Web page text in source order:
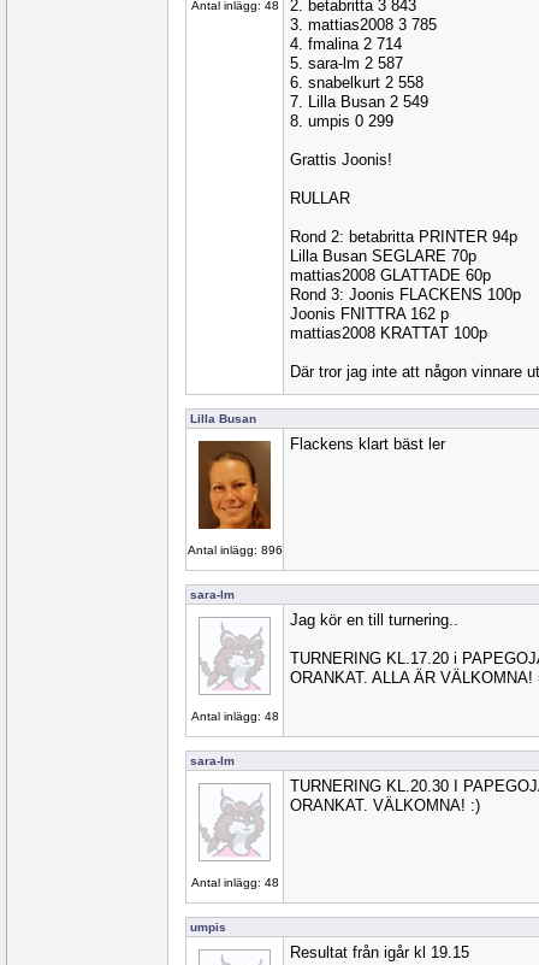
Antal inlägg: 48
2. betabritta 3 843
3. mattias2008 3 785
4. fmalina 2 714
5. sara-lm 2 587
6. snabelkurt 2 558
7. Lilla Busan 2 549
8. umpis 0 299
Grattis Joonis!
RULLAR
Rond 2: betabritta PRINTER 94p
Lilla Busan SEGLARE 70p
mattias2008 GLATTADE 60p
Rond 3: Joonis FLACKENS 100p
Joonis FNITTRA 162 p
mattias2008 KRATTAT 100p
Där tror jag inte att någon vinnare
Lilla Busan
Antal inlägg: 896
Flackens klart bäst ler
sara-lm
Antal inlägg: 48
Jag kör en till turnering..
TURNERING KL.17.20 i
ORANKAT. ALLA ÄR VÄLKOMNA!
sara-lm
Antal inlägg: 48
TURNERING KL.20.30 I
ORANKAT. VÄLKOMNA! :)
umpis
Resultat från igår kl 19.15